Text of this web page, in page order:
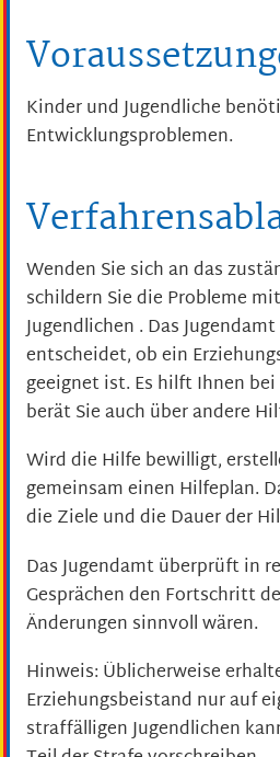
Kinder und Jugendliche
Entwicklungsproblemen.
Wenden Sie sich an das
schildern Sie die Probleme
Jugendlichen . Das
entscheidet, ob ein
geeignet ist. Es hilft Ihnen
berät Sie auch über andere
Wird die Hilfe bewilligt,
gemeinsam einen Hilfeplan.
die Ziele und die Dauer der
Das Jugendamt überprüft in
Gesprächen den Fortschritt
Änderungen sinnvoll wären.
Hinweis: Üblicherweise
Erziehungsbeistand nur auf
straffälligen Jugendlichen